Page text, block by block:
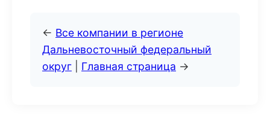
← Все компании в регионе
Дальневосточный федеральный
округ
Главная страница →